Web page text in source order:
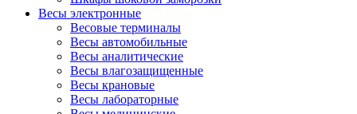
Весы электронные
Весовые терминалы
Весы автомобильные
Весы аналитические
Весы влагозащищенные
Весы крановые
Весы лабораторные